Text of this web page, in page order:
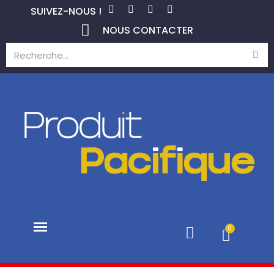
SUIVEZ-NOUS !
NOUS CONTACTER